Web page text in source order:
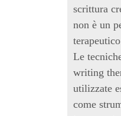
scrittura
non è un
Le
writing
utilizzate
come